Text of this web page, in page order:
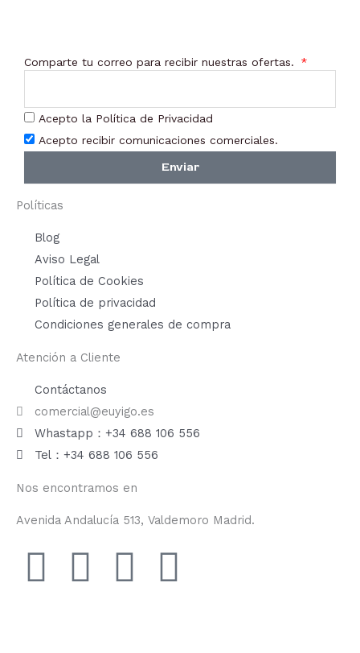
Comparte tu correo para recibir nuestras ofertas.
Acepto la Política de Privacidad
Acepto recibir comunicaciones comerciales.
Enviar
Políticas
Blog
Aviso Legal
Política de Cookies
Política de privacidad
Condiciones generales de compra
Atención a Cliente
Contáctanos
comercial@euyigo.es
Whastapp：+34 688 106 556
Tel：+34 688 106 556
Nos encontramos en
Avenida Andalucía 513, Valdemoro Madrid.
F
I
Y
T